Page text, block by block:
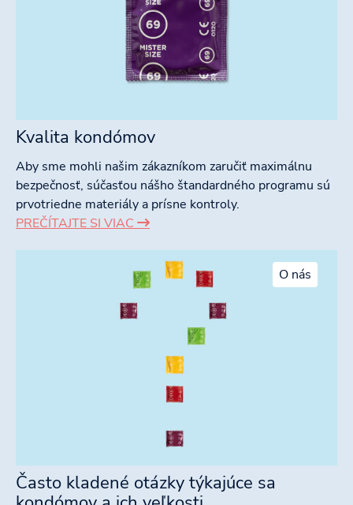
Kvalita kondómov
Aby sme mohli našim zákazníkom zaručiť maximálnu
bezpečnosť, súčasťou nášho štandardného programu sú
prvotriedne materiály a prísne kontroly.
PREČÍTAJTE SI VIAC
O nás
Často kladené otázky týkajúce sa